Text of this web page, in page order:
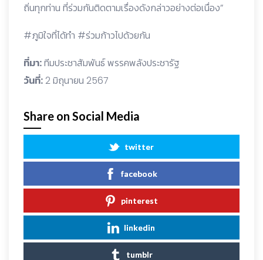
ถิ่นทุกท่าน ที่ร่วมกันติดตามเรื่องดังกล่าวอย่างต่อเนื่อง”
#ภูมิใจที่ได้ทำ #ร่วมก้าวไปด้วยกัน
ที่มา:ทีมประชาสัมพันธ์ พรรคพลังประชารัฐ
วันที่: 2 มิถุนายน 2567
Share on Social Media
twitter
facebook
pinterest
linkedin
tumblr